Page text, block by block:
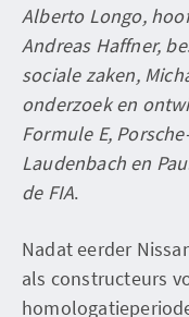
Alberto Longo,
Andreas Haffner,
sociale zaken,
onderzoek en
Formule E,
Laudenbach en
de FIA.
Nadat eerder
als constructeurs